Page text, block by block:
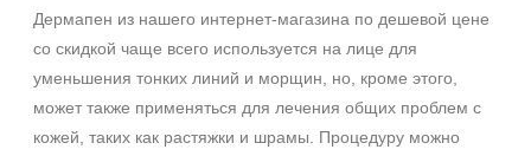
Дермапен из нашего интернет-магазина по дешевой цене
со скидкой чаще всего используется на лице для
уменьшения тонких линий и морщин, но, кроме этого,
может также применяться для лечения общих проблем с
кожей, таких как растяжки и шрамы. Процедуру можно